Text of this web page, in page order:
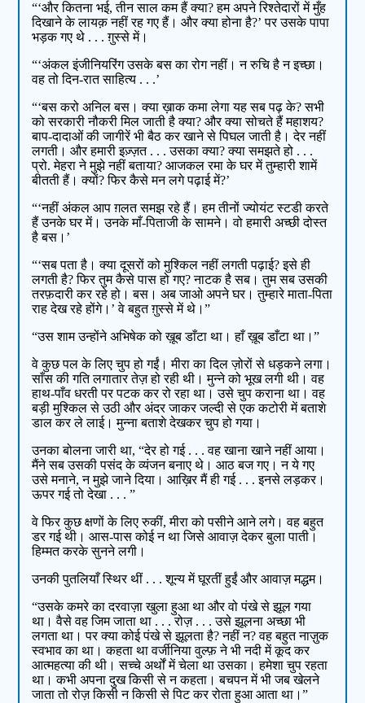
“‘और कितना भई, तीन साल कम हैं क्या? हम अपने रिश्तेदारों में मुँह
दिखाने के लायक़ नहीं रह गए हैं। और क्या होना है?’ पर उसके पापा
भड़क गए थे . . . ग़ुस्से में।
“‘अंकल इंजीनियरिंग उसके बस का रोग नहीं। न रुचि है न इच्छा।
वह तो दिन-रात साहित्य . . .’
“‘बस करो अनिल बस। क्या ख़ाक कमा लेगा यह सब पढ़ के? सभी
को सरकारी नौकरी मिल जाती है क्या? और क्या सोचते हैं महाशय?
बाप-दादाओं की जागीरें भी बैठ कर खाने से पिघल जाती है। देर नहीं
लगती। और हमारी इज़्ज़त . . . उसका क्या? क्या समझते हो . . .
प्रो. मेहरा ने मुझे नहीं बताया? आजकल रमा के घर में तुम्हारी शामें
बीतती हैं। क्यों? फिर कैसे मन लगे पढ़ाई में?’
“‘नहीं अंकल आप ग़लत समझ रहे हैं। हम तीनों ज्योयंट स्टडी करते
हैं उनके घर में। उनके माँ-पिताजी के सामने। वो हमारी अच्छी दोस्त
है बस।’
“‘सब पता है। क्या दूसरों को मुश्किल नहीं लगती पढ़ाई? इसे ही
लगती है? फिर तुम कैसे पास हो गए? नाटक है सब। तुम सब उसकी
तरफ़दारी कर रहे हो। बस। अब जाओ अपने घर। तुम्हारे माता-पिता
राह देख रहे होंगे।’ वे बहुत ग़ुस्से में थे।”
“उस शाम उन्होंने अभिषेक को ख़ूब डाँटा था। हाँ ख़ूब डाँटा था।”
वे कुछ पल के लिए चुप हो गईं। मीरा का दिल ज़ोरों से धड़कने लगा।
साँस की गति लगातार तेज़ हो रही थी। मुन्ने को भूख लगी थी। वह
हाथ-पाँव धरती पर पटक कर रो रहा था। उसे चुप कराना था। वह
बड़ी मुश्किल से उठी और अंदर जाकर जल्दी से एक कटोरी में बताशे
डाल कर ले लाई। मुन्ना बताशे देखकर चुप हो गया।
उनका बोलना जारी था, “देर हो गई . . . वह खाना खाने नहीं आया।
मैंने सब उसकी पसंद के व्यंजन बनाए थे। आठ बज गए। न ये गए
उसे मनाने, न मुझे जाने दिया। आख़िर मैं ही गई . . . इनसे लड़कर।
ऊपर गई तो देखा . . . ”
वे फिर कुछ क्षणों के लिए रुकीं, मीरा को पसीने आने लगे। वह बहुत
डर गई थी। आस-पास कोई न था जिसे आवाज़ देकर बुला पाती।
हिम्मत करके सुनने लगी।
उनकी पुतलियाँ स्थिर थीं . . . शून्य में घूरतीं हुईं और आवाज़ मद्धम।
“उसके कमरे का दरवाज़ा खुला हुआ था और वो पंखे से झूल गया
था। वैसे वह जिम जाता था . . . रोज़ . . . उसे झूलना अच्छा भी
लगता था। पर क्या कोई पंखे से झूलता है? नहीं न? वह बहुत नाज़ुक
स्वभाव का था। कहता था वर्जीनिया वुल्फ़ ने भी नदी में कूद कर
आत्महत्या की थी। सच्चे अर्थों में चेला था उसका। हमेशा चुप रहता
था। कभी अपना दुख किसी से न कहता। बचपन में भी जब खेलने
जाता तो रोज़ किसी न किसी से पिट कर रोता हुआ आता था।”